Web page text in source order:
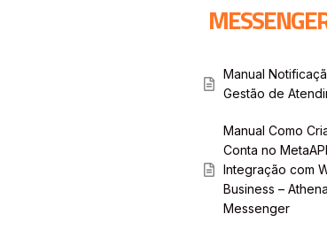
Manual
Gestão de
Manual Como
Conta no
Integração com
Business –
Messenger